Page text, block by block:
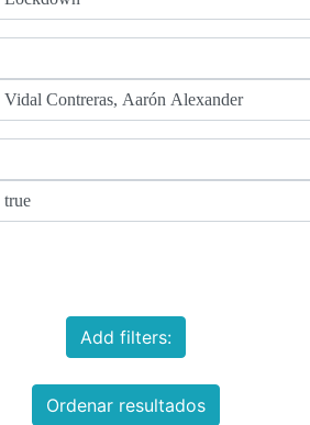
Add filters:
Ordenar resultados